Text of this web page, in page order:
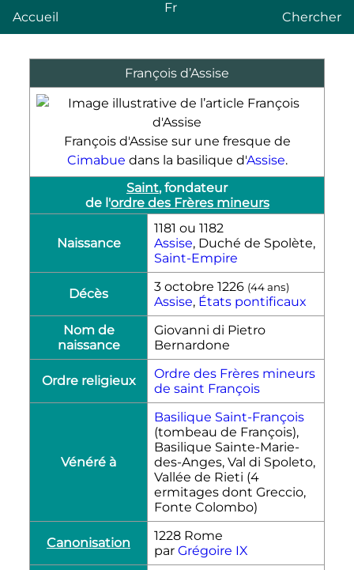
Accueil
Fr
Chercher
François d’Assise
François d'Assise sur une fresque de
Cimabue dans la basilique d'Assise.
Saint, fondateur
de l'ordre des Frères mineurs
Naissance
1181 ou 1182
Assise, Duché de Spolète,
Saint-Empire
Décès 3 octobre 1226 (44 ans)
Assise, États pontificaux
Nom de
naissance
Giovanni di Pietro
Bernardone
Ordre religieux
Ordre des Frères mineurs
de saint François
Vénéré à
Basilique Saint-François
(tombeau de François),
Basilique Sainte-Marie-
des-Anges, Val di Spoleto,
Vallée de Rieti (4
ermitages dont Greccio,
Fonte Colombo)
Canonisation
1228 Rome
par Grégoire IX